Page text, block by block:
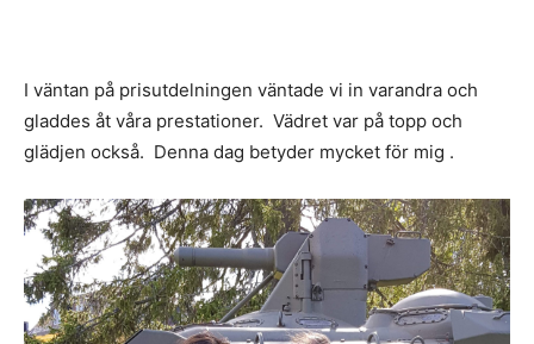
I väntan på prisutdelningen väntade vi in varandra och
gladdes åt våra prestationer. Vädret var på topp och
glädjen också. Denna dag betyder mycket för mig .